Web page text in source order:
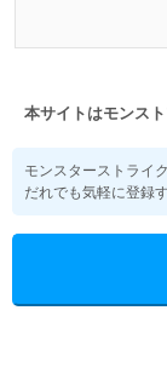
本サイトはモンス
モンスターストライ
だれでも気軽に登録